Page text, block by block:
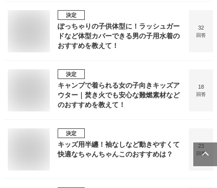
決定
ぽっちゃりの子供体型に！ラッシュガー
ドなど体型カバーできる男の子用水着の
おすすめを教えて！
32
回答
決定
キャンプで着られる女の子向きキッズア
ウター｜焚き火でも安心な難燃素材など
のおすすめを教えて！
18
回答
決定
キッズ用半纏！袖なしなど動きやすくて
快適なちゃんちゃんこのおすすめは？
23
回答